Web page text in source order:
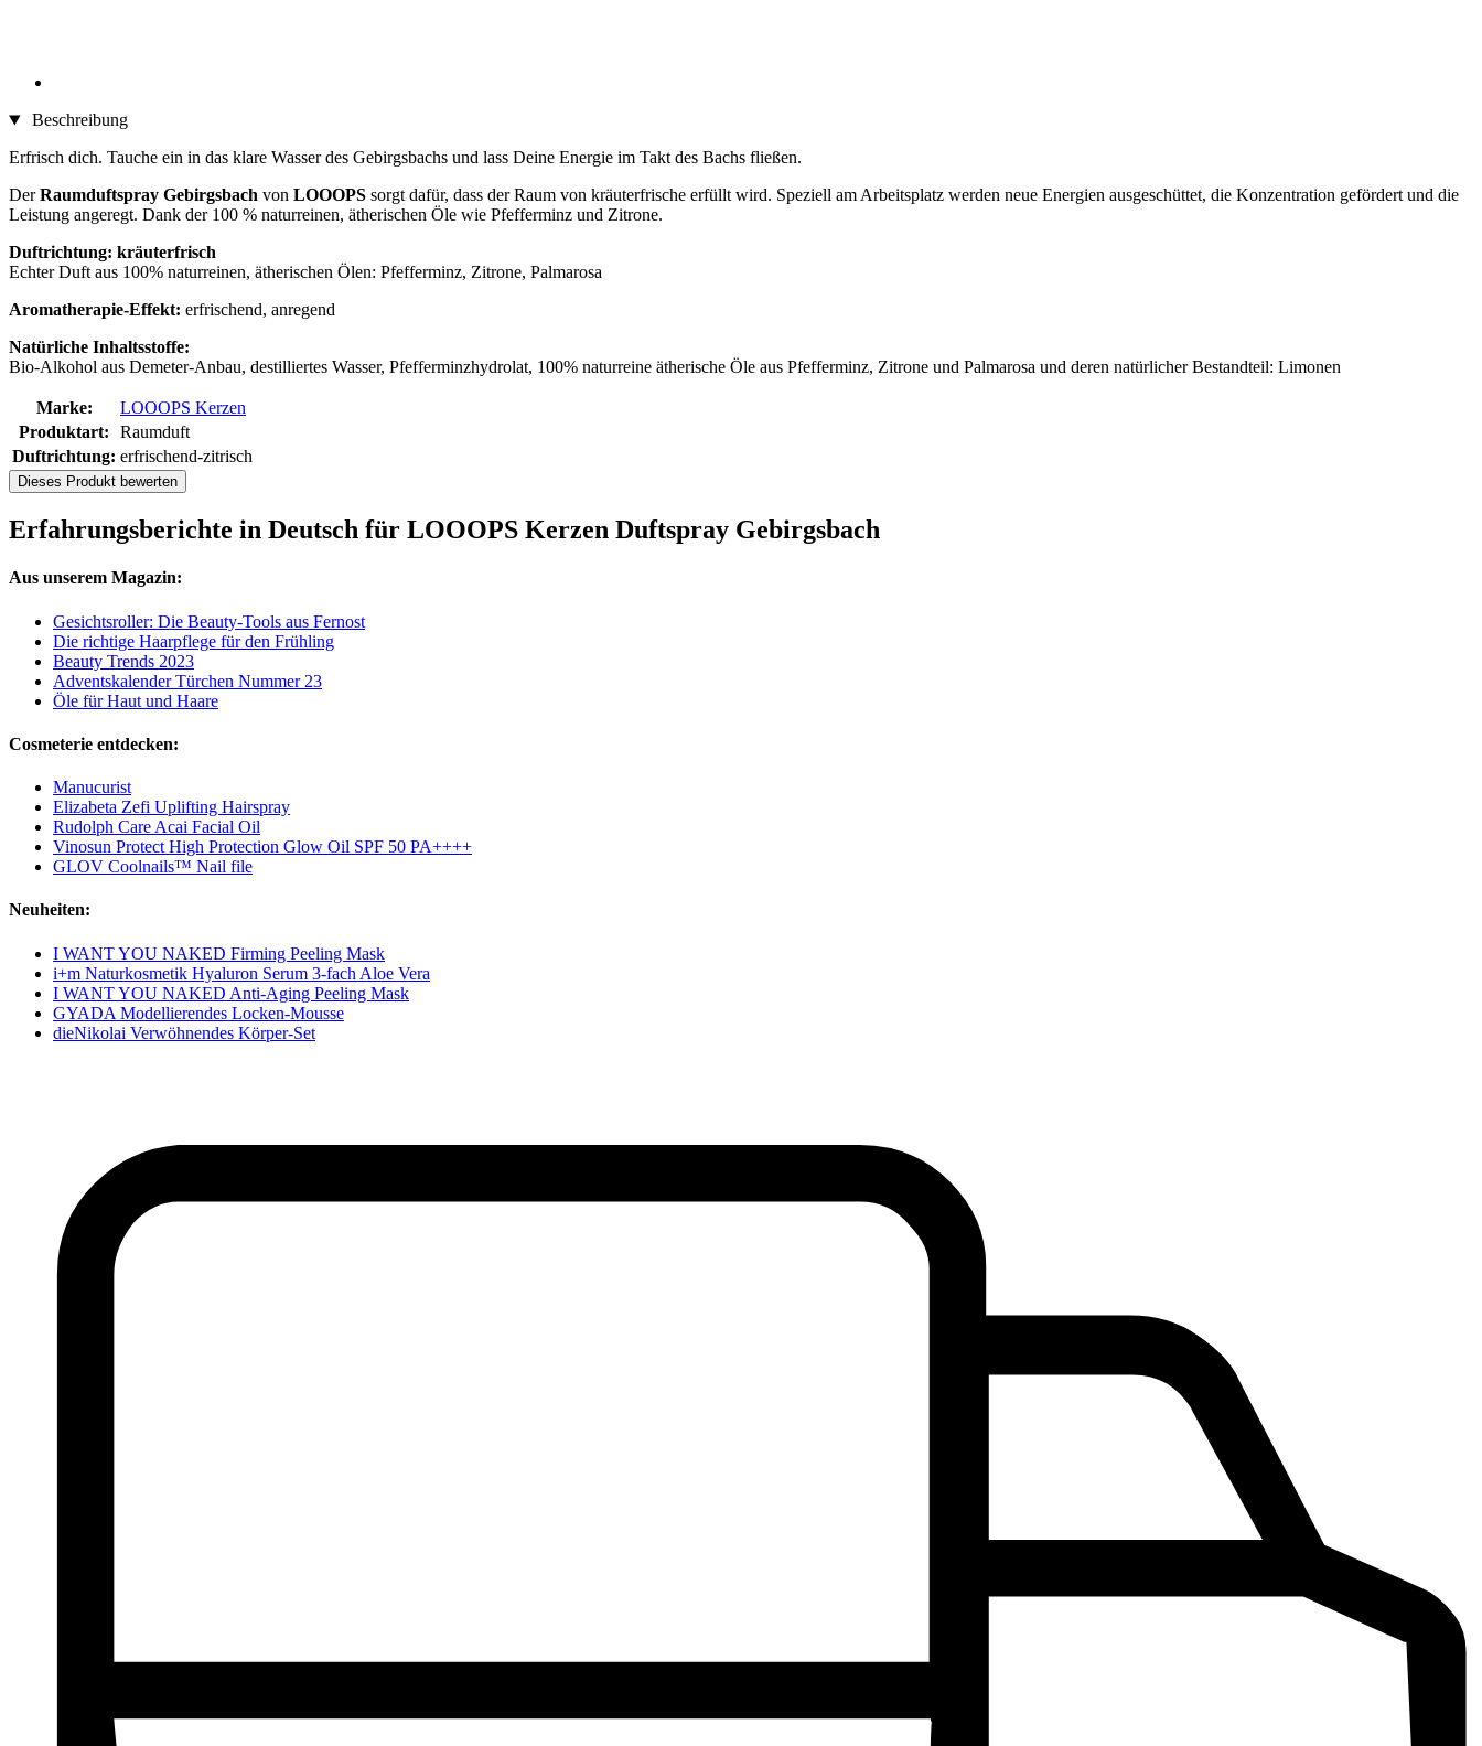
Beschreibung
Erfrisch dich. Tauche ein in das klare Wasser des Gebirgsbachs und lass Deine Energie im Takt des Bachs fließen.
DerRaumduftspray Gebirgsbach von LOOOPS sorgt dafür, dass der Raum von kräuterfrische erfüllt wird. Speziell am Arbeitsplatz werden neue Energien ausgeschüttet, die Konzentration gefördert und die
Leistung angeregt. Dank der 100 % naturreinen, ätherischen Öle wie Pfefferminz und Zitrone.
Duftrichtung: kräuterfrisch
Echter Duft aus 100% naturreinen, ätherischen Ölen: Pfefferminz, Zitrone, Palmarosa
Aromatherapie-Effekt: erfrischend, anregend
Natürliche Inhaltsstoffe:
Bio-Alkohol aus Demeter-Anbau, destilliertes Wasser, Pfefferminzhydrolat, 100% naturreine ätherische Öle aus Pfefferminz, Zitrone und Palmarosa und deren natürlicher Bestandteil: Limonen
Marke:
LOOOPS Kerzen
Produktart:
Raumduft
Duftrichtung: erfrischend-zitrisch
Dieses Produkt bewerten
Erfahrungsberichte in Deutsch für LOOOPS Kerzen Duftspray Gebirgsbach
Aus unserem Magazin:
Gesichtsroller: Die Beauty-Tools aus Fernost
Die richtige Haarpflege für den Frühling
Beauty Trends 2023
Adventskalender Türchen Nummer 23
Öle für Haut und Haare
Cosmeterie entdecken:
Manucurist
Elizabeta Zefi Uplifting Hairspray
Rudolph Care Acai Facial Oil
Vinosun Protect High Protection Glow Oil SPF 50 PA++++
GLOV Coolnails™ Nail file
Neuheiten:
I WANT YOU NAKED Firming Peeling Mask
i+m Naturkosmetik Hyaluron Serum 3-fach Aloe Vera
I WANT YOU NAKED Anti-Aging Peeling Mask
GYADA Modellierendes Locken-Mousse
dieNikolai Verwöhnendes Körper-Set